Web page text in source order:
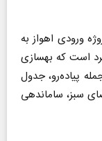
ورودی اهواز به
نبرد است که بهسازی
پیاده‌رو، جدول
سبز، ساماندهی